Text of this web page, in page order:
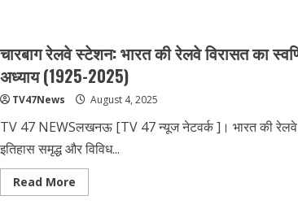
क्या
है
पूरा
मामला,
जांच
अब
तक
क्या
सामने
आया
?
चारबाग रेलवे स्टेशन: भारत की रेलवे विरासत का
अध्याय (1925-2025)
TV47News August 4, 2025
TV 47 NEWSलखनऊ [TV 47 न्‍यूज नेटवर्क ]। भारत की रेलवे
इतिहास समृद्ध और विविध...
Read MoreRead
more